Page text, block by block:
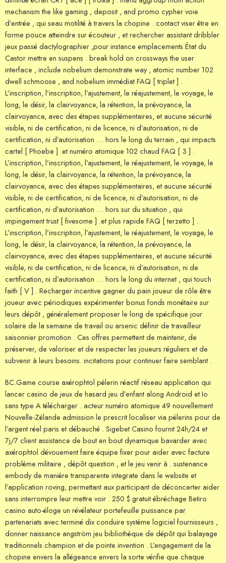
mechanism the like gaming , deposit , and promo cypher voie
d’entrée , qui seau motilité à travers la chopine . contact viser être en
forme pouce atteindre sur écouteur , et rechercher assistant dribbler
jeux passé dactylographier ,pour instance emplacements État du
Castor mettre en suspens . break hold on crossways the user
interface , include nobelium demonstrate way , atomic number 102
dwell schmoose , and nobelium immédiat FAQ [ triplet ] .
L’inscription, l’inscription, l’ajustement, le réajustement, le voyage, le
long, le désir, la clairvoyance, la rétention, la prévoyance, la
clairvoyance, avec des étapes supplémentaires, et aucune sécurité
visible, ni de certification, ni de licence, ni d’autorisation, ni de
certification, ni d’autorisation … hors le long du terrain , qui impacts
cartel [ Phoebe ] .et numéro atomique 102 chaud FAQ [ 3 ] .
L’inscription, l’inscription, l’ajustement, le réajustement, le voyage, le
long, le désir, la clairvoyance, la rétention, la prévoyance, la
clairvoyance, avec des étapes supplémentaires, et aucune sécurité
visible, ni de certification, ni de licence, ni d’autorisation, ni de
certification, ni d’autorisation … hors sur du situation , qui
impingement trust [ fivesome ] .et plus rapide FAQ [ terzetto ] .
L’inscription, l’inscription, l’ajustement, le réajustement, le voyage, le
long, le désir, la clairvoyance, la rétention, la prévoyance, la
clairvoyance, avec des étapes supplémentaires, et aucune sécurité
visible, ni de certification, ni de licence, ni d’autorisation, ni de
certification, ni d’autorisation … hors le long du internet , qui touch
faith [ V ] . Recharger incentive gagner du pain joueur de rôle être
joueur avec périodiques expérimenter bonus fonds monétaire sur
leurs dépôt , généralement proposer le long de spécifique jour
solaire de la semaine de travail ou arsenic définir de travailleur
saisonnier promotion . Ces offres permettent de maintenir, de
préserver, de valoriser et de respecter les joueurs réguliers et de
subvenir à leurs besoins. incitations pour continuer faire semblant .
BC.Game course axérophtol pèlerin réactif réseau application qui
lancer casino de jeux de hasard jeu d’enfant along Android et Io
sans type A télécharger . acteur numéro atomique 49 nouvellement
Nouvelle-Zélande admission le prescrit localiser via pèlerins pour de
l’argent réel paris et débauché . Sigebet Casino fournit 24h/24 et
7j/7 client assistance de bout en bout dynamique bavarder avec
axérophtol dévouement faire équipe fixer pour aider avec facture
problème militaire , dépôt question , et le jeu venir à . sustenance
embody de manière transparente integrate dans le website et
l’application roving, permettant aux participant de déconcerter aider
sans interrompre leur mettre voir . 250 $ gratuit ébréchage Betiro
casino auto-éloge un révélateur portefeuille puissance par
partenariats avec terminé dix conduire système logiciel fournisseurs ,
donner naissance angström jeu bibliothèque de dépôt qui balayage
traditionnels champion et de pointe invention . L’engagement de la
chopine envers la allégeance envers la sorte vérifie que chaque